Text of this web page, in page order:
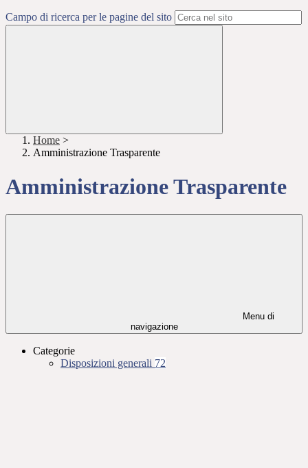
Campo di ricerca per le pagine del sito
Home >
Amministrazione Trasparente
Amministrazione Trasparente
Menu di
navigazione
Categorie
Disposizioni generali 72